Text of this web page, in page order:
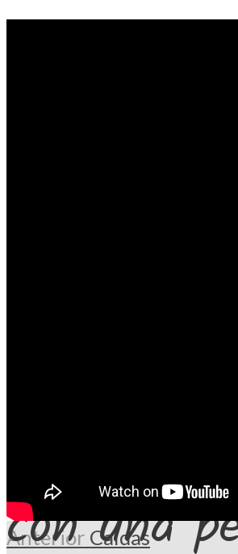
Anterior Caídas
con una